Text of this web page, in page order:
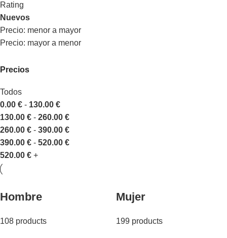
Rating
Nuevos
Precio: menor a mayor
Precio: mayor a menor
Precios
Todos
0.00 € - 130.00 €
130.00 € - 260.00 €
260.00 € - 390.00 €
390.00 € - 520.00 €
520.00 € +
Hombre
108 products
Mujer
199 products